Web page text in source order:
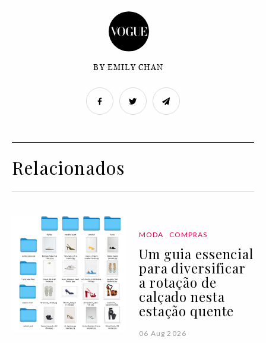
BY EMILY CHAN
Relacionados
MODA COMPRAS
Um guia essencial
para diversificar
a rotação de
calçado nesta
estação quente
06 Aug 2026